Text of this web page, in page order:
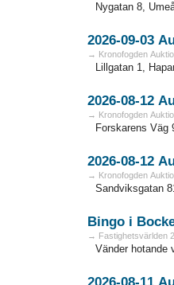
Nygatan 8,
→ Kronofogden
Lillgatan 1,
→ Kronofogden
Forskarens Väg
→ Kronofogden
Sandviksgatan
Bingo i
→ Fastighetsvärlden
Vänder hotande